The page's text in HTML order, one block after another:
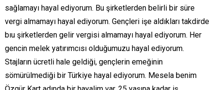
sağlamayı hayal ediyorum. Bu şirketlerden belirli bir süre
vergi almamayı hayal ediyorum. Gençleri işe aldıkları takdirde
bıu şirketlerden gelir vergisi almamayı hayal ediyorum. Her
gencin melek yatırımcısı olduğumuzu hayal ediyorum.
Stajların ücretli hale geldiği, gençlerin emeğinin
sömürülmediği bir Türkiye hayal ediyorum. Mesela benim